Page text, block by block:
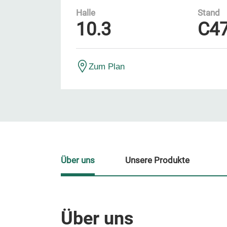
Halle
10.3
Stand
Zum Plan
Über uns
Über uns Unsere Produkte